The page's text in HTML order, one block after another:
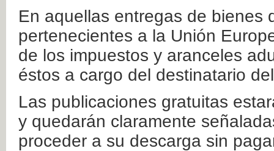
En aquellas entregas de bienes
pertenecientes a la Unión
de los impuestos y aranceles
éstos a cargo del destinatario
Las publicaciones gratuitas
y quedarán claramente
proceder a su descarga sin